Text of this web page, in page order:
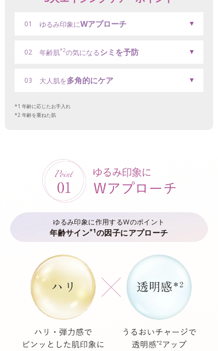
01 ゆるみ印象にWアプローチ
02 年齢肌*2の気になる シミを予防
03 大人肌を多角的にケア
年齢に応じたお手入れ
年齢を重ねた肌
ゆるみ印象に作用するWのポイント
年齢サイン*1の因子にアプローチ